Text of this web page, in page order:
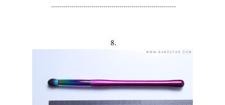
--------------------------------------------------------------
8.